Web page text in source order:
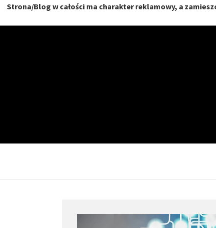
Strona/Blog w całości ma charakter reklamowy, a